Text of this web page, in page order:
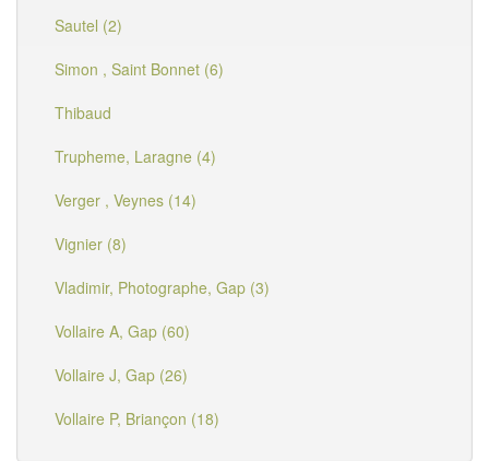
Sautel (2)
Simon , Saint Bonnet (6)
Thibaud
Trupheme, Laragne (4)
Verger , Veynes (14)
Vignier (8)
Vladimir, Photographe, Gap (3)
Vollaire A, Gap (60)
Vollaire J, Gap (26)
Vollaire P, Briançon (18)